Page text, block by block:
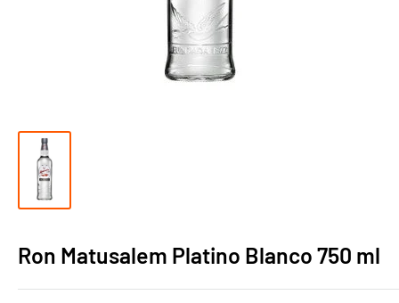
Ron Matusalem Platino Blanco 750 ml